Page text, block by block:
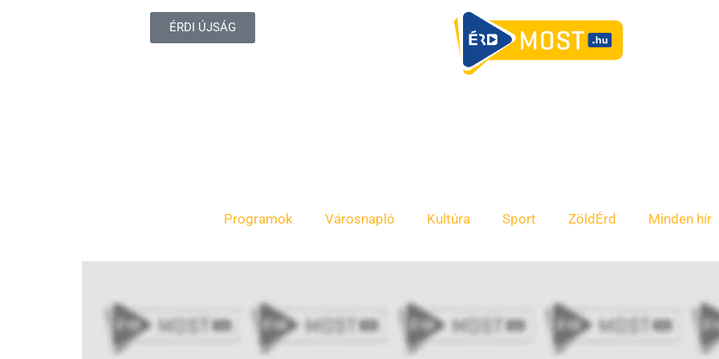
ÉRDI ÚJSÁG
Programok Városnapló Kultúra Sport ZöldÉrd Minden hír